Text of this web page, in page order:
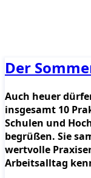
Der
Auch heuer
insgesamt 10
Schulen und
begrüßen. Sie
wertvolle
Arbeitsalltag